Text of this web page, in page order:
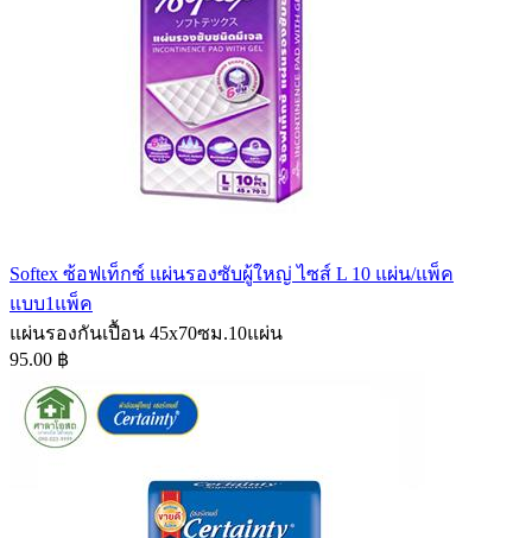
Softex ซ้อฟเท็กซ์ แผ่นรองซับผู้ใหญ่ ไซส์ L 10 แผ่น/แพ็ค
แบบ1แพ็ค
แผ่นรองกันเปื้อน 45x70ซม.10แผ่น
95.00 ฿